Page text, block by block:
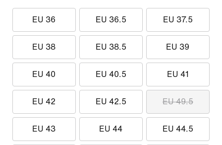
EU 36 EU 36.5 EU 37.5
EU 38 EU 38.5 EU 39
EU 40 EU 40.5 EU 41
EU 42 EU 42.5 EU 49.5
EU 43 EU 44 EU 44.5